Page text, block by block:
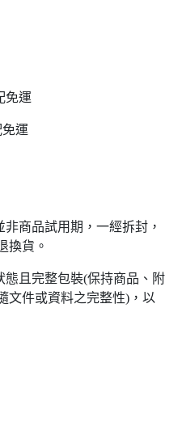
免運
運
商品試用期，一經拆封，
換貨。
態且完整包裝(保持商品、附
文件或資料之完整性)，以